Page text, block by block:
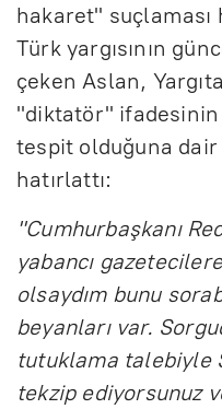
hakaret" suçlaması
Türk yargısının
çeken Aslan,
"diktatör"
tespit olduğuna
hatırlattı:
"Cumhurbaşkanı
yabancı
olsaydım bunu
beyanları var.
tutuklama talebiyle
tekzip ediyorsunuz